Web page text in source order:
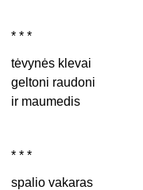
* * *
tėvynės klevai
geltoni raudoni
ir maumedis
* * *
spalio vakaras